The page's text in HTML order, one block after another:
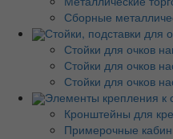
Сборные
Стойки, подставки для
Стойки для очков
Стойки для очков
Стойки для очков
Элементы крепления к
Кронштейны для
Примерочные